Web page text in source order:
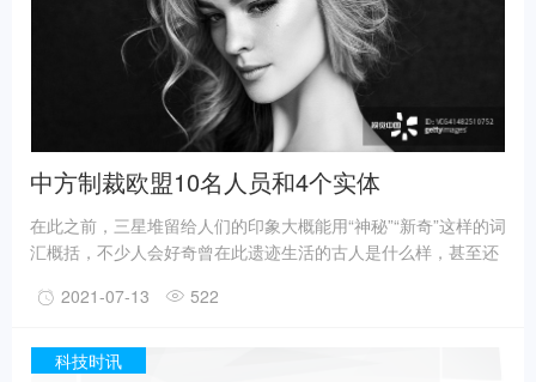
据国家文物局消息，目前，3、4、5、6号坑内已发掘至器物层，
7号和8号坑正在发掘坑内填土，现已出土金面具残片、鸟型金饰
片、金箔、眼部有彩绘铜头像、巨青铜面具、青铜神树、象牙、
精美牙雕残件、玉琮、玉石器等重要文物500余件。
中方制裁欧盟10名人员和4个实体
在此之前，三星堆留给人们的印象大概能用“神秘”“新奇”这样的词
汇概括，不少人会好奇曾在此遗迹生活的古人是什么样，甚至还
一定程度上回答了一些问题。
祀坑”。2019年11月至2020年5月，考古人员新发现6座三星堆文
2021-07-13 522
科技时讯